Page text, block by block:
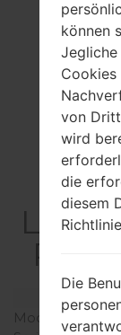
PP)
Modell
können
von
wird
die
diesem
Die